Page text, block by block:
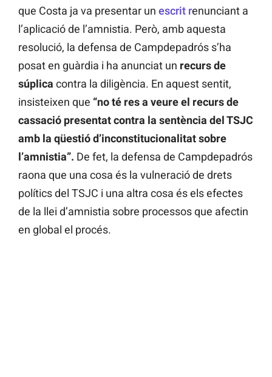
que Costa ja va presentar un escrit renunciant a
l’aplicació de l’amnistia. Però, amb aquesta
resolució, la defensa de Campdepadrós s’ha
posat en guàrdia i ha anunciat un recurs de
súplica contra la diligència. En aquest sentit,
insisteixen que “no té res a veure el recurs de
cassació presentat contra la sentència del TSJC
amb la qüestió d’inconstitucionalitat sobre
l’amnistia”. De fet, la defensa de Campdepadrós
raona que una cosa és la vulneració de drets
polítics del TSJC i una altra cosa és els efectes
de la llei d’amnistia sobre processos que afectin
en global el procés.